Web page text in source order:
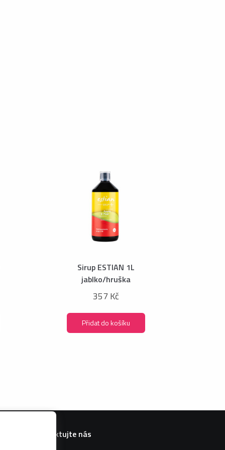
Sirup ESTIAN 1L
jablko/hruška
357 Kč
Přidat do košíku
Kontaktujte nás